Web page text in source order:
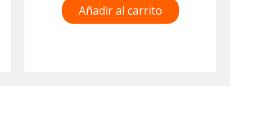
Añadir al carrito